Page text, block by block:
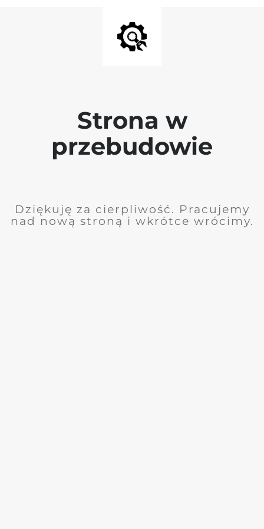
Strona w
przebudowie
Dziękuję za cierpliwość. Pracujemy
nad nową stroną i wkrótce wrócimy.